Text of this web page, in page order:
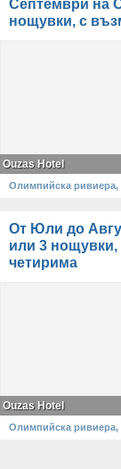
Септември на
нощувки, с
Ouzas Hotel
Олимпийска
От Юли до
или 3 нощувки,
четирима
Ouzas Hotel
Олимпийска